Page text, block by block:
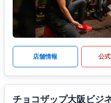
店舗情報 公
チョコザップ大阪ビジ